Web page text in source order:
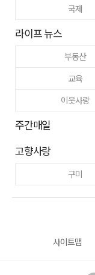
국제
라이프 뉴스
부동산
교육
이웃사랑
주간매일
고향사랑
구미
사이트맵